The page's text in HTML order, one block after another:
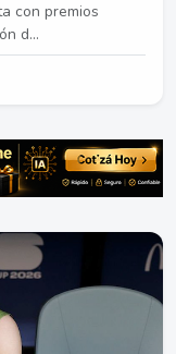
con premios
d...